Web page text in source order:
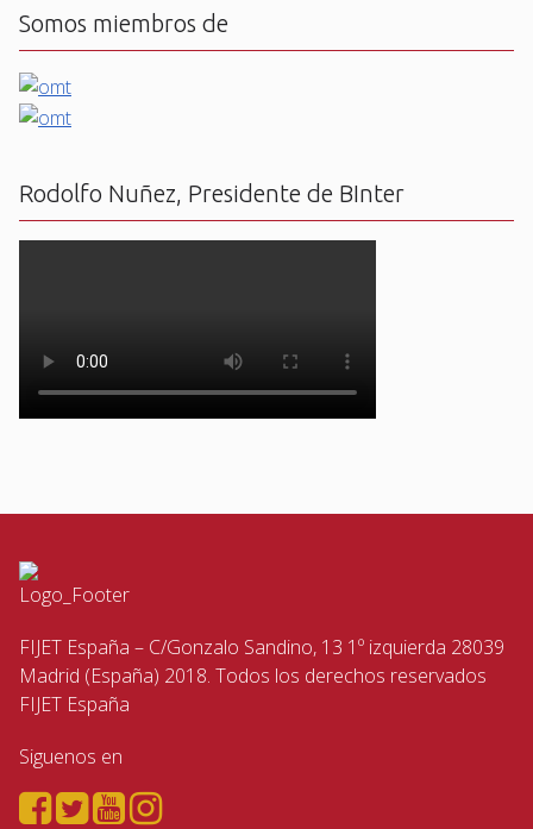
Somos miembros de
Rodolfo Nuñez, Presidente de BInter
FIJET España – C/Gonzalo Sandino, 13 1º izquierda 28039
Madrid (España) 2018. Todos los derechos reservados
FIJET España
Siguenos en